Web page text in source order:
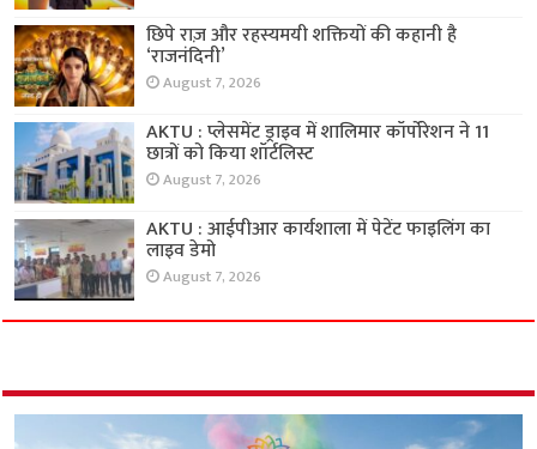
छिपे राज़ और रहस्यमयी शक्तियों की कहानी है
‘राजनंदिनी’
August 7, 2026
AKTU : प्लेसमेंट ड्राइव में शालिमार कॉर्पोरेशन ने 11
छात्रों को किया शॉर्टलिस्ट
August 7, 2026
AKTU : आईपीआर कार्यशाला में पेटेंट फाइलिंग का
लाइव डेमो
August 7, 2026